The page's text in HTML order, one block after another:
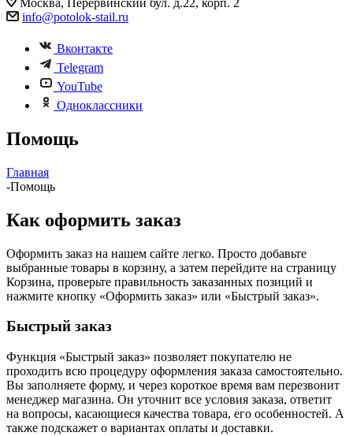
Москва, Перервинский бул. д.22, корп. 2
info@potolok-stail.ru
Вконтакте
Telegram
YouTube
Одноклассники
Помощь
Главная
-Помощь
Как оформить заказ
Оформить заказ на нашем сайте легко. Просто добавьте
выбранные товары в корзину, а затем перейдите на страницу
Корзина, проверьте правильность заказанных позиций и
нажмите кнопку «Оформить заказ» или «Быстрый заказ».
Быстрый заказ
Функция «Быстрый заказ» позволяет покупателю не
проходить всю процедуру оформления заказа самостоятельно.
Вы заполняете форму, и через короткое время вам перезвонит
менеджер магазина. Он уточнит все условия заказа, ответит
на вопросы, касающиеся качества товара, его особенностей. А
также подскажет о вариантах оплаты и доставки.